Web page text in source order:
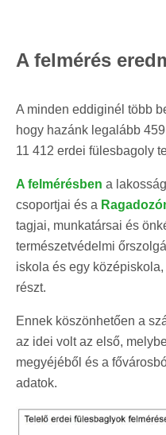
A felmérés
A minden eddiginél több
hogy hazánk legalább
11 412 erdei fülesbagoly
A felmérésben a
csoportjai és a
tagjai, munkatársai és
természetvédelmi
iskola és egy
részt.
Ennek köszönhetően a
az idei volt az első,
megyéjéből és a
adatok.